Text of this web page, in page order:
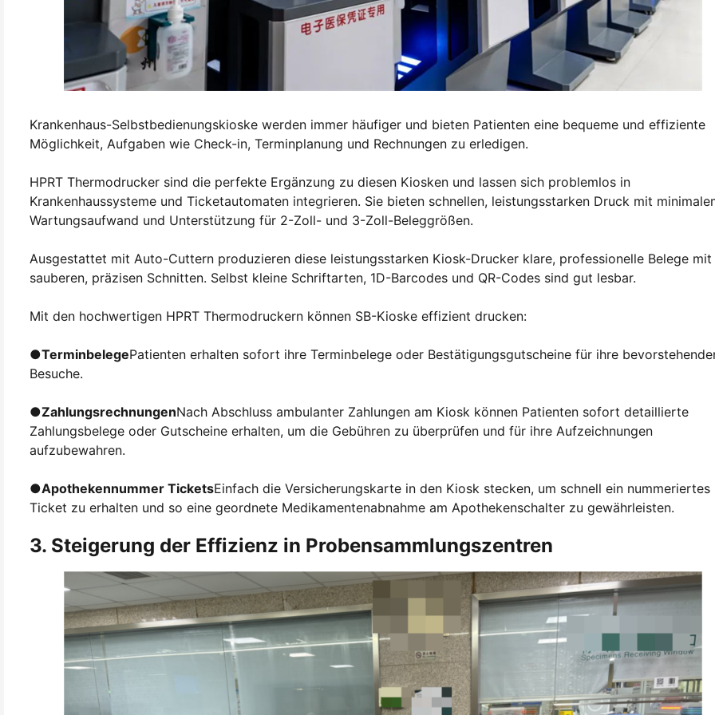
Krankenhaus-Selbstbedienungskioske werden immer häufiger und bieten Patienten eine bequeme und effiziente
Möglichkeit, Aufgaben wie Check-in, Terminplanung und Rechnungen zu erledigen.
HPRT Thermodrucker sind die perfekte Ergänzung zu diesen Kiosken und lassen sich problemlos in
Krankenhaussysteme und Ticketautomaten integrieren. Sie bieten schnellen, leistungsstarken Druck mit
Wartungsaufwand und Unterstützung für 2-Zoll- und 3-Zoll-Beleggrößen.
Ausgestattet mit Auto-Cuttern produzieren diese leistungsstarken Kiosk-Drucker klare, professionelle Belege mit
sauberen, präzisen Schnitten. Selbst kleine Schriftarten, 1D-Barcodes und QR-Codes sind gut lesbar.
Mit den hochwertigen HPRT Thermodruckern können SB-Kioske effizient drucken:
●TerminbelegePatienten erhalten sofort ihre Terminbelege oder Bestätigungsgutscheine für ihre
Besuche.
●ZahlungsrechnungenNach Abschluss ambulanter Zahlungen am Kiosk können Patienten sofort detaillierte
Zahlungsbelege oder Gutscheine erhalten, um die Gebühren zu überprüfen und für ihre Aufzeichnungen
aufzubewahren.
●Apothekennummer TicketsEinfach die Versicherungskarte in den Kiosk stecken, um schnell ein nummeriertes
Ticket zu erhalten und so eine geordnete Medikamentenabnahme am Apothekenschalter zu gewährleisten.
3. Steigerung der Effizienz in Probensammlungszentren